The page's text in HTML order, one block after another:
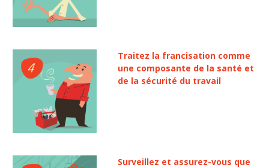
Traitez la francisation comme
une composante de la santé et
de la sécurité du travail
Surveillez et assurez-vous que